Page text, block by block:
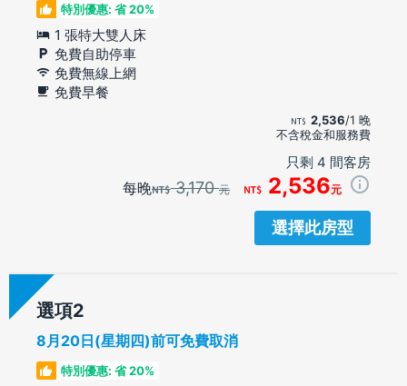
特別優惠: 省 20%
1 張特大雙人床
免費自助停車
免費無線上網
免費早餐
2,536/1 晚
不含稅金和服務費
只剩 4 間客房
每晚 3,170元 2,536元
選擇此房型
選項
8月20日(星期四)前可免費取消
特別優惠: 省 20%